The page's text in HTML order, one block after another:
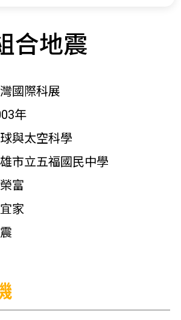
合地震
國際科展
年
與太空科學
市立五福國民中學
富
家